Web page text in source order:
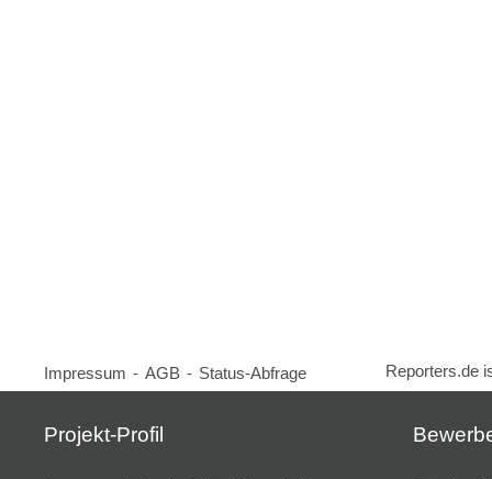
Impressum - AGB - Status-Abfrage Reporters.de
Projekt-Profil